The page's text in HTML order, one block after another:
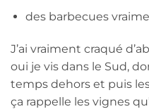
des barbecues
J’ai vraiment craqué
oui je vis dans le Sud,
temps dehors et puis
ça rappelle les vignes